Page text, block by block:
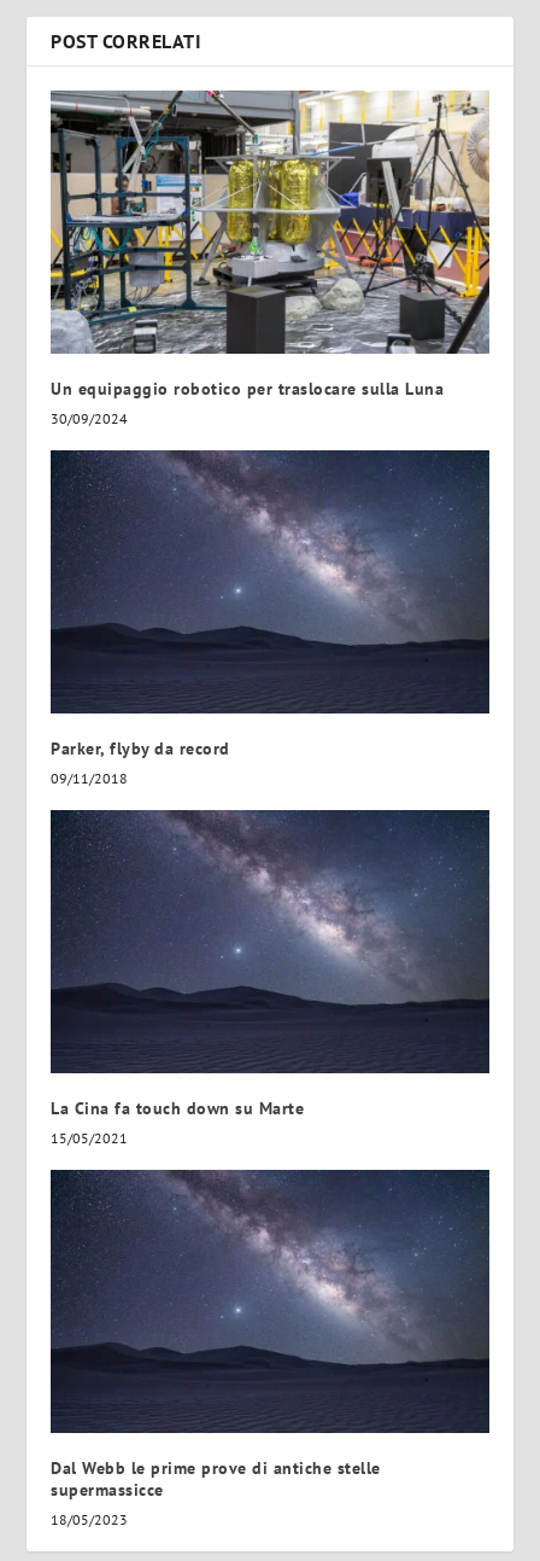
POST CORRELATI
Un equipaggio robotico per traslocare sulla Luna
30/09/2024
Parker, flyby da record
09/11/2018
La Cina fa touch down su Marte
15/05/2021
Dal Webb le prime prove di antiche stelle
supermassicce
18/05/2023